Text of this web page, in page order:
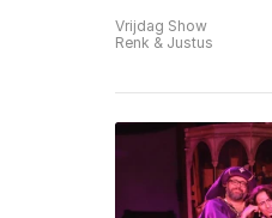
Vrijdag Show
Renk & Justus